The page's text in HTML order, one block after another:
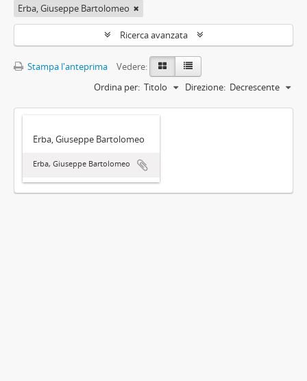
Erba, Giuseppe Bartolomeo
Ricerca avanzata
Stampa l'anteprima
Vedere:
Ordina per: Titolo Direzione: Decrescente
Erba, Giuseppe Bartolomeo
Erba, Giuseppe Bartolomeo